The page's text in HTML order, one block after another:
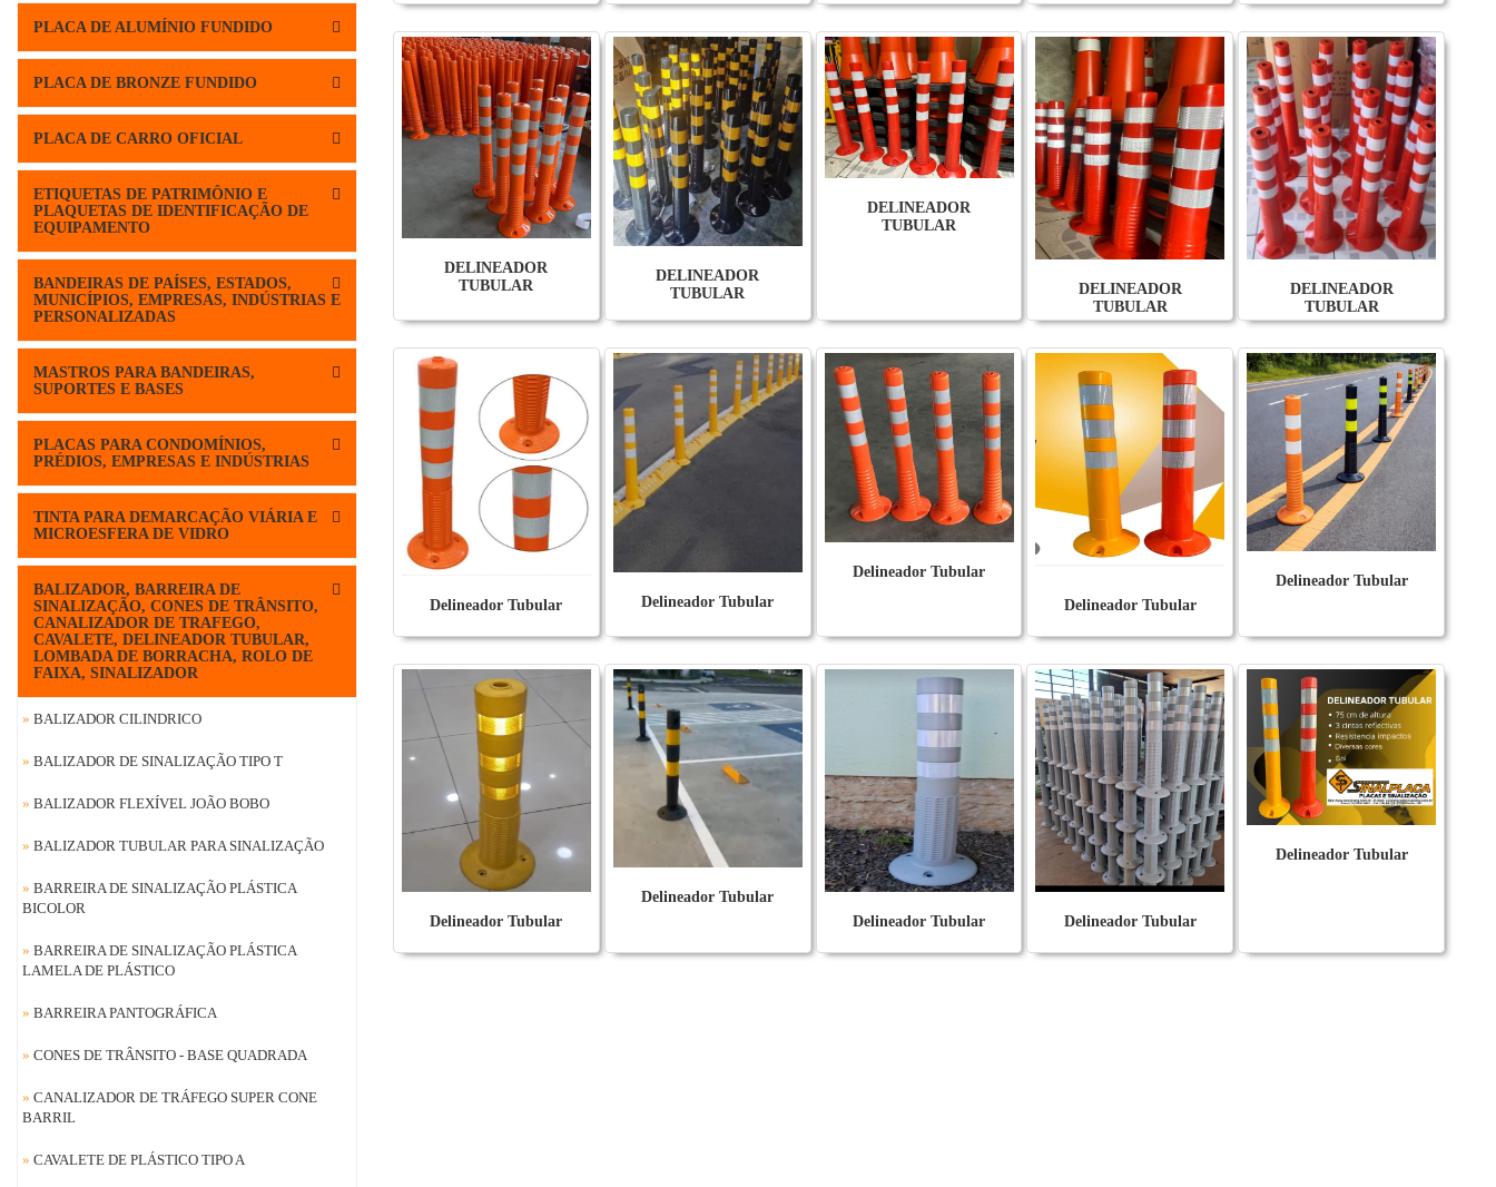
PLACA DE ALUMÍNIO FUNDIDO
PLACA DE BRONZE FUNDIDO
PLACA DE CARRO OFICIAL
ETIQUETAS DE PATRIMÔNIO E
PLAQUETAS DE IDENTIFICAÇÃO DE
EQUIPAMENTO
BANDEIRAS DE PAÍSES, ESTADOS,
MUNICÍPIOS, EMPRESAS, INDÚSTRIAS E
PERSONALIZADAS
MASTROS PARA BANDEIRAS,
SUPORTES E BASES
PLACAS PARA CONDOMÍNIOS,
PRÉDIOS, EMPRESAS E INDÚSTRIAS
TINTA PARA DEMARCAÇÃO VIÁRIA E
MICROESFERA DE VIDRO
BALIZADOR, BARREIRA DE
SINALIZAÇÃO, CONES DE TRÂNSITO,
CANALIZADOR DE TRAFEGO,
CAVALETE, DELINEADOR TUBULAR,
LOMBADA DE BORRACHA, ROLO DE
FAIXA, SINALIZADOR
» BALIZADOR CILINDRICO
» BALIZADOR DE SINALIZAÇÃO TIPO T
» BALIZADOR FLEXÍVEL JOÃO BOBO
» BALIZADOR TUBULAR PARA SINALIZAÇÃO
» BARREIRA DE SINALIZAÇÃO PLÁSTICA
BICOLOR
» BARREIRA DE SINALIZAÇÃO PLÁSTICA
LAMELA DE PLÁSTICO
» BARREIRA PANTOGRÁFICA
» CONES DE TRÂNSITO - BASE QUADRADA
» CANALIZADOR DE TRÁFEGO SUPER CONE
BARRIL
» CAVALETE DE PLÁSTICO TIPO A
DELINEADOR
TUBULAR
DELINEADOR
TUBULAR
DELINEADOR
TUBULAR
DELINEADOR
TUBULAR
DELINEADOR
TUBULAR
Delineador Tubular Delineador Tubular
Delineador Tubular
Delineador Tubular
Delineador Tubular
Delineador Tubular
Delineador Tubular
Delineador Tubular
Delineador Tubular
Delineador Tubular